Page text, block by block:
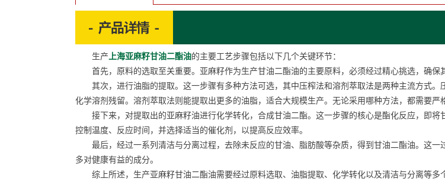
生产上海亚麻籽甘油二酯油的主要工艺步骤包括以下几个关键环节：
首先，原料的选取至关重要。亚麻籽作为生产甘油二酯油的主要原料，必须经过精心挑选，确保
其次，进行油脂的提取。这一步骤有多种方法可选，其中压榨法和溶剂萃取法是两种主流方式。
化学溶剂残留。溶剂萃取法则能提取出更多的油脂，适合大规模生产。无论采用哪种方法，都需要严
接下来，对提取出的亚麻籽油进行化学转化，合成甘油二酯。这一步骤的核心是酯化反应，即将
控制温度、反应时间，并选择适当的催化剂，以提高反应效率。
最后，经过一系列清洁与分离过程，去除未反应的甘油、脂肪酸等杂质，得到甘油二酯油。这一
多对健康有益的成分。
综上所述，生产亚麻籽甘油二酯油需要经过原料选取、油脂提取、化学转化以及清洁与分离等多